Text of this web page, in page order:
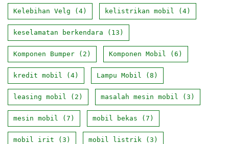
Kelebihan Velg (4) kelistrikan mobil (4)
keselamatan berkendara (13)
Komponen Bumper (2) Komponen Mobil (6)
kredit mobil (4) Lampu Mobil (8)
leasing mobil (2) masalah mesin mobil (3)
mesin mobil (7) mobil bekas (7)
mobil irit (3) mobil listrik (3)